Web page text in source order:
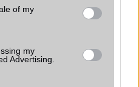
of my
my
Advertising.
Globális